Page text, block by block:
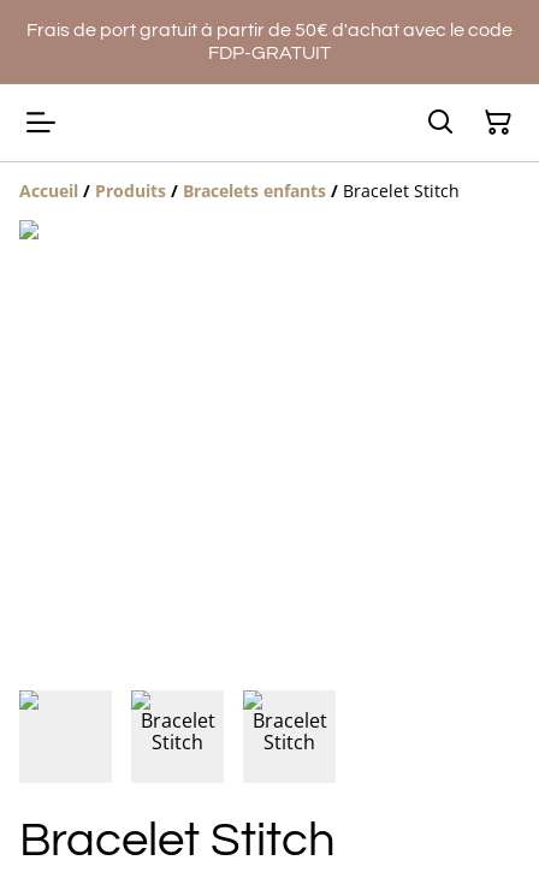
Frais de port gratuit à partir de 50€ d'achat avec le code
FDP-GRATUIT
Accueil / Produits / Bracelets enfants / Bracelet Stitch
Bracelet Stitch